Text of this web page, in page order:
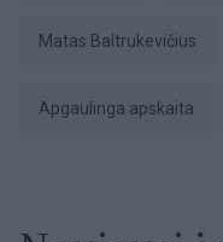
Matas Baltrukevičius
apgaulinga apskaita